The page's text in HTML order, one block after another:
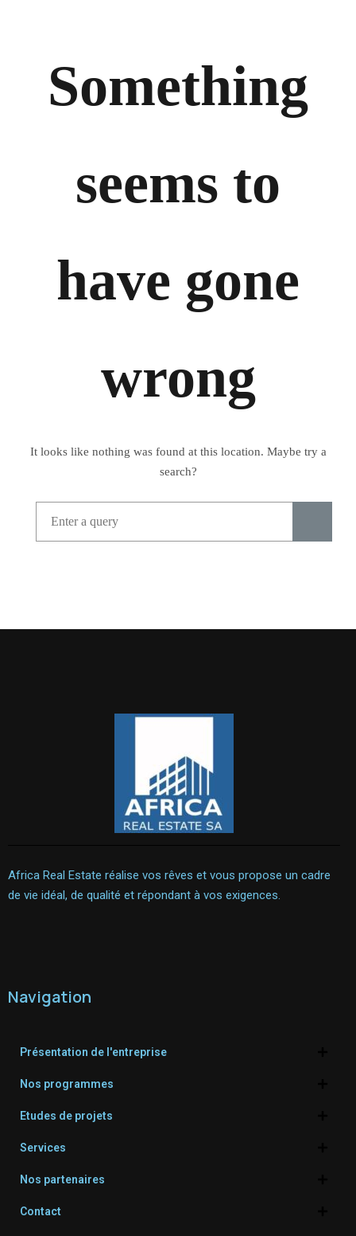
Something
seems to
have gone
wrong
It looks like nothing was found at this location. Maybe try a
search?
Africa Real Estate réalise vos rêves et vous propose un cadre
de vie idéal, de qualité et répondant à vos exigences.
Navigation
Présentation de l'entreprise
Nos programmes
Etudes de projets
Services
Nos partenaires
Contact